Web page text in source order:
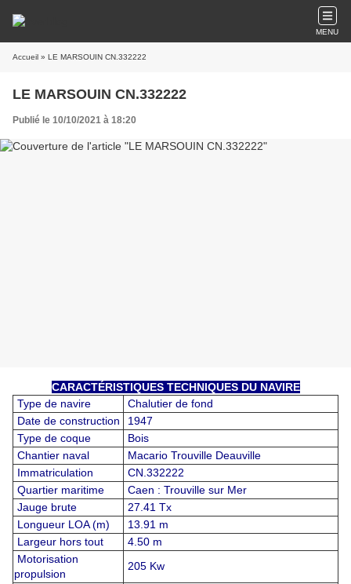
MENU
Accueil » LE MARSOUIN CN.332222
LE MARSOUIN CN.332222
Publié le 10/10/2021 à 18:20
CARACTÉRISTIQUES TECHNIQUES DU NAVIRE
Type de navire
Chalutier de fond
Date de construction
1947
Type de coque
Bois
Chantier naval
Macario Trouville Deauville
Immatriculation
CN.332222
Quartier maritime
Caen : Trouville sur Mer
Jauge brute
27.41 Tx
Longueur LOA (m)
13.91 m
Largeur hors tout
4.50 m
Motorisation
propulsion
205 Kw